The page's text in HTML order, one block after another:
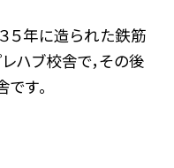
５年に造られた鉄筋
ハブ校舎で，その後
す。